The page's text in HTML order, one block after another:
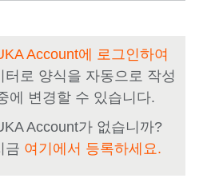
Account에 로그인하여
터로 양식을 자동으로 작성
에 변경할 수 있습니다.
Account가 없습니까?
금 여기에서 등록하세요.